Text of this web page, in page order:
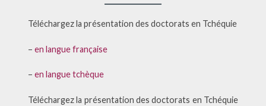
Téléchargez la présentation des doctorats en Tchéquie
– en langue française
– en langue tchèque
Téléchargez la présentation des doctorats en Tchéquie